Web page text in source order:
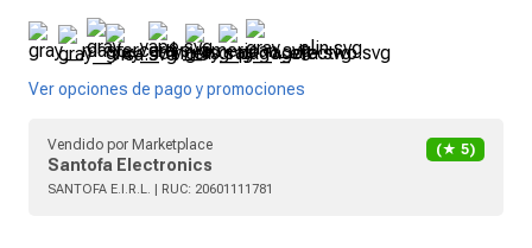
Ver opciones de pago y promociones
Vendido por Marketplace
Santofa Electronics
(★ 5)
SANTOFA E.I.R.L. | RUC: 20601111781